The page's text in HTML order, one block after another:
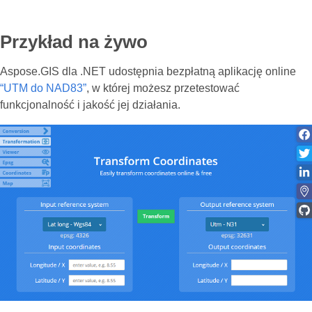
Przykład na żywo
Aspose.GIS dla .NET udostępnia bezpłatną aplikację online
“UTM do NAD83”, w której możesz przetestować
funkcjonalność i jakość jej działania.